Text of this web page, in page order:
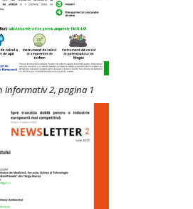
informativ 2, pagina 1